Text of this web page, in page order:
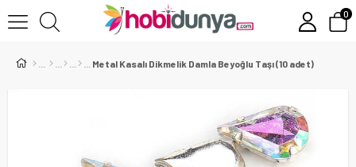
0
Metal Kasalı Dikmelik Damla Beyoğlu Taşı (10 adet)